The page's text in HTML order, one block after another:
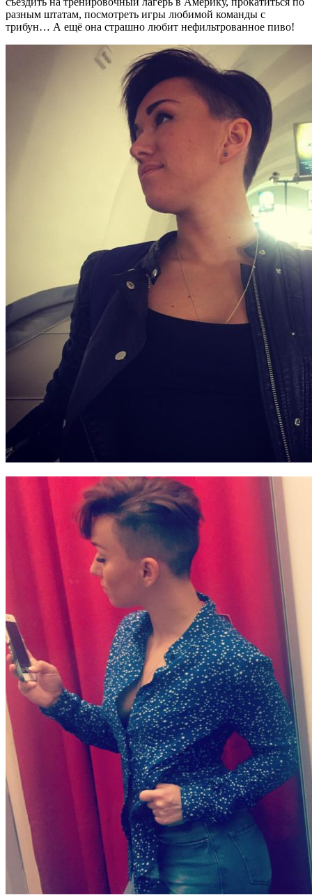
разным штатам, посмотреть игры любимой команды с
трибун… А ещё она страшно любит нефильтрованное пиво!